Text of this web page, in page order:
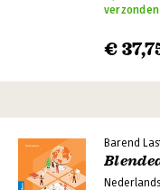
verzonden
€
Barend